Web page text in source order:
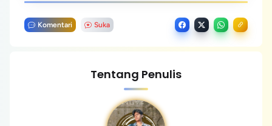
Komentari Suka
Tentang Penulis